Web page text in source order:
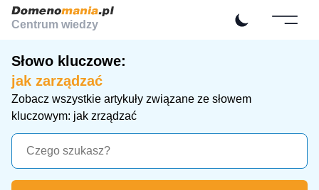
Centrum wiedzy
Słowo kluczowe:
jak zarządzać
Zobacz wszystkie artykuły związane ze słowem
kluczowym: jak zrządzać